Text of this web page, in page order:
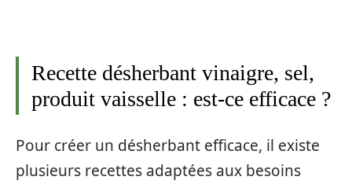
Recette désherbant vinaigre, sel,
produit vaisselle : est-ce efficace ?
Pour créer un désherbant efficace, il existe
plusieurs recettes adaptées aux besoins